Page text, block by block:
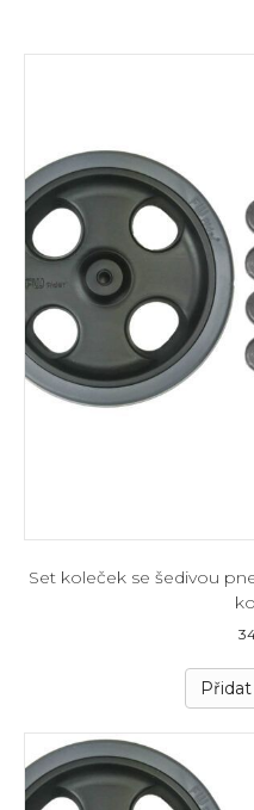
Set koleček se šedivou